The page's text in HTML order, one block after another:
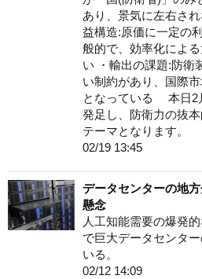
あり、景気に左右さ
益構造:原価に一定の
般的で、効率化によ
い ・輸出の課題:防衛
い制約があり、国際
となっている 本日2
発足し、防衛力の抜
テーマとなります。
02/19 13:45
データセンターの地
懸念
人工知能需要の爆発
で巨大データセンタ
いる。
02/12 14:09